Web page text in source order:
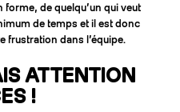
forme, de quelqu’un qui veut
de temps et il est donc
frustration dans l’équipe.
ATTENTION
!